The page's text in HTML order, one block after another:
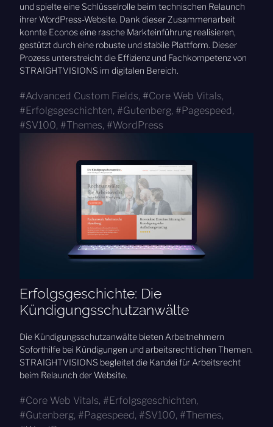
und spielte eine Schlüsselrolle beim technischen Relaunch
ihrer WordPress-Website. Dank dieser Zusammenarbeit
konnte Econos eine rasche Markteinführung realisieren,
gestützt durch eine robuste und stabile Plattform. Dieser
Prozess unterstreicht die Effizienz und Fachkompetenz von
STRAIGHTVISIONS im digitalen Bereich.
Advanced Custom Fields, Core Web Vitals,
Erfolgsgeschichten, Gutenberg, Pagespeed,
SV100, Themes, WordPress
Erfolgsgeschichte: Die
Kündigungsschutzanwälte
Die Kündigungsschutzanwälte bieten Arbeitnehmern
Soforthilfe bei Kündigungen und arbeitsrechtlichen Themen.
STRAIGHTVISIONS begleitet die Kanzlei für Arbeitsrecht
beim Relaunch der Website.
Core Web Vitals, Erfolgsgeschichten,
Gutenberg, Pagespeed, SV100, Themes,